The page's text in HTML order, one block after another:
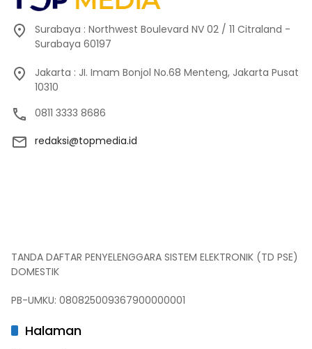
Surabaya : Northwest Boulevard NV 02 / 11 Citraland -
Surabaya 60197
Jakarta : JI. Imam Bonjol No.68 Menteng, Jakarta Pusat
10310
0811 3333 8686
redaksi@topmedia.id
TANDA DAFTAR PENYELENGGARA SISTEM ELEKTRONIK (TD PSE)
DOMESTIK
PB-UMKU: 080825009367900000001
Halaman